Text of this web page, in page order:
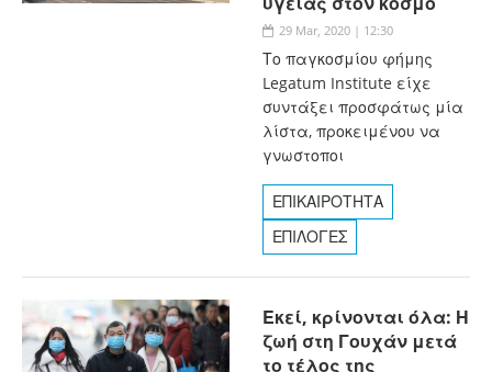
29 Mar, 2020 | 12:30
Το παγκοσμίου φήμης
Legatum Institute είχε
συντάξει προσφάτως μία
λίστα, προκειμένου να
γνωστοποι
ΕΠΙΚΑΙΡΟΤΗΤΑ
ΕΠΙΛΟΓΕΣ
Εκεί, κρίνονται όλα: Η
ζωή στη Γουχάν μετά
το τέλος της